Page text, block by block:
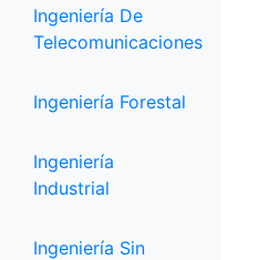
Ingeniería De
Telecomunicaciones
Ingeniería Forestal
Ingeniería
Industrial
Ingeniería Sin